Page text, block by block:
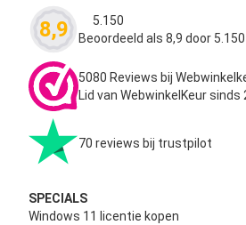
8,9 Waardering
5.150
Beoordeeld als 8,9 door
5080 Reviews bij
Lid van WebwinkelKeur sinds
70 reviews bij trustpilot
SPECIALS
Windows 11 licentie kopen